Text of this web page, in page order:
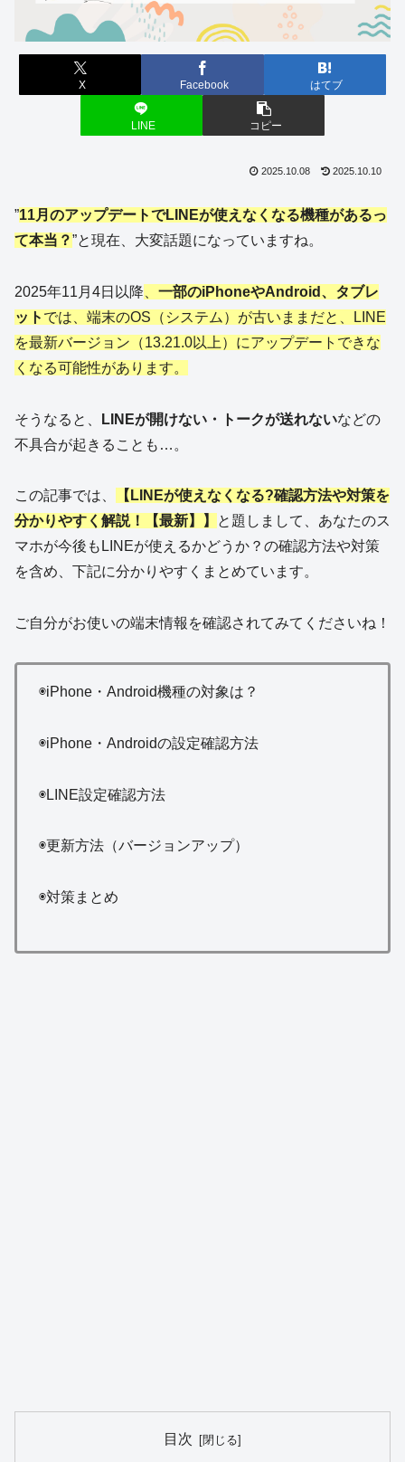
X Facebook はてブ
LINE コピー
2025.10.08 2025.10.10
”11月のアップデートでLINEが使えなくなる機種があるっ
て本当？”と現在、大変話題になっていますね。
2025年11月4日以降
一部のiPhoneやAndroid、タブレ
ット では、端末のOS（システム）が古いままだと、LINE
を最新バージョン（13.21.0以上）にアップデートできな
くなる可能性があります。
そうなると、 LINEが開けない・トークが送れないなどの
不具合が起きることも…。
この記事では、
【LINEが使えなくなる?確認方法や対策を
分かりやすく解説！【最新】】
と題しまして、あなたのス
マホが今後もLINEが使えるかどうか？の確認方法や対策
を含め、下記に分かりやすくまとめています。
ご自分がお使いの端末情報を確認されてみてくださいね！
◉iPhone・Android機種の対象は？
◉iPhone・Androidの設定確認方法
◉LINE設定確認方法
◉更新方法（バージョンアップ）
◉対策まとめ
目次